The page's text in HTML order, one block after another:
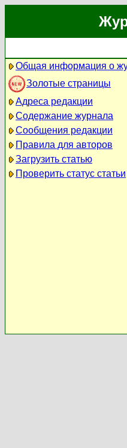
Общая информация о
Золотые страницы
Адреса редакции
Содержание журнала
Сообщения редакции
Правила для авторов
Загрузить статью
Проверить статус статьи